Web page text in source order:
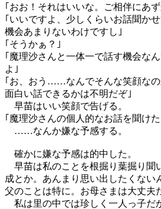
｢おお！それはいいな。ご相伴にあ
｢いいですよ、少しくらいお話聞か
機会あまりないわけですし｣
｢そうかぁ？｣
｢魔理沙さんと一体一で話す機会な
よ｣
｢お、おう……なんでそんな笑顔なの
面白い話できるかは不明だぞ｣
早苗はいい笑顔で告げる。
｢魔理沙さんの個人的なお話を聞け
……なんか嫌な予感する。
確かに嫌な予感は的中した。
早苗は私のことを根掘り葉掘り聞
成とか。あんまり思い出したくな
父のことは特に。お母さまは大丈夫
私は里の中では珍しく一人っ子だ